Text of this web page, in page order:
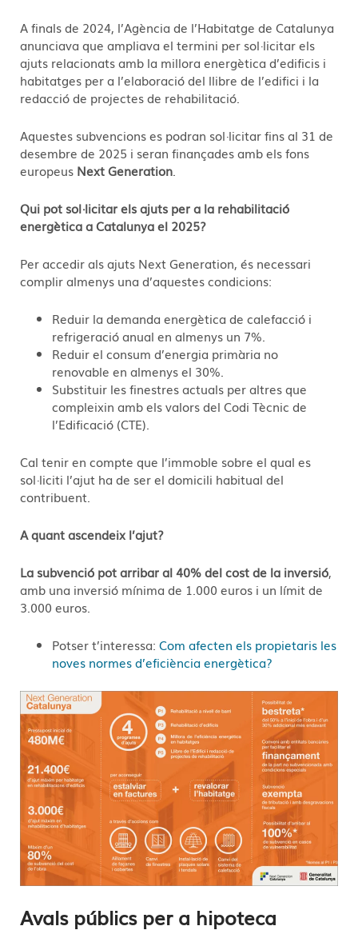
A finals de 2024, l’Agència de l’Habitatge de Catalunya
anunciava que ampliava el termini per sol·licitar els
ajuts relacionats amb la millora energètica d’edificis i
habitatges per a l’elaboració del llibre de l’edifici i la
redacció de projectes de rehabilitació.
Aquestes subvencions es podran sol·licitar fins al 31 de
desembre de 2025 i seran finançades amb els fons
europeus Next Generation
Qui pot sol·licitar els ajuts per a la rehabilitació
energètica a Catalunya el 2025?
Per accedir als ajuts Next Generation, és necessari
complir almenys una d’aquestes condicions:
Reduir la demanda energètica de calefacció i
refrigeració anual en almenys un 7%.
Reduir el consum d’energia primària no
renovable en almenys el 30%.
Substituir les finestres actuals per altres que
compleixin amb els valors del Codi Tècnic de
l’Edificació (CTE).
Cal tenir en compte que l’immoble sobre el qual es
sol·liciti l’ajut ha de ser el domicili habitual del
contribuent.
A quant ascendeix l’ajut?
La subvenció pot arribar al 40% del cost de la inversió,
amb una inversió mínima de 1.000 euros i un límit de
3.000 euros.
Potser t’interessa: Com afecten els propietaris les
noves normes d’eficiència energètica?
Avals públics per a hipoteca